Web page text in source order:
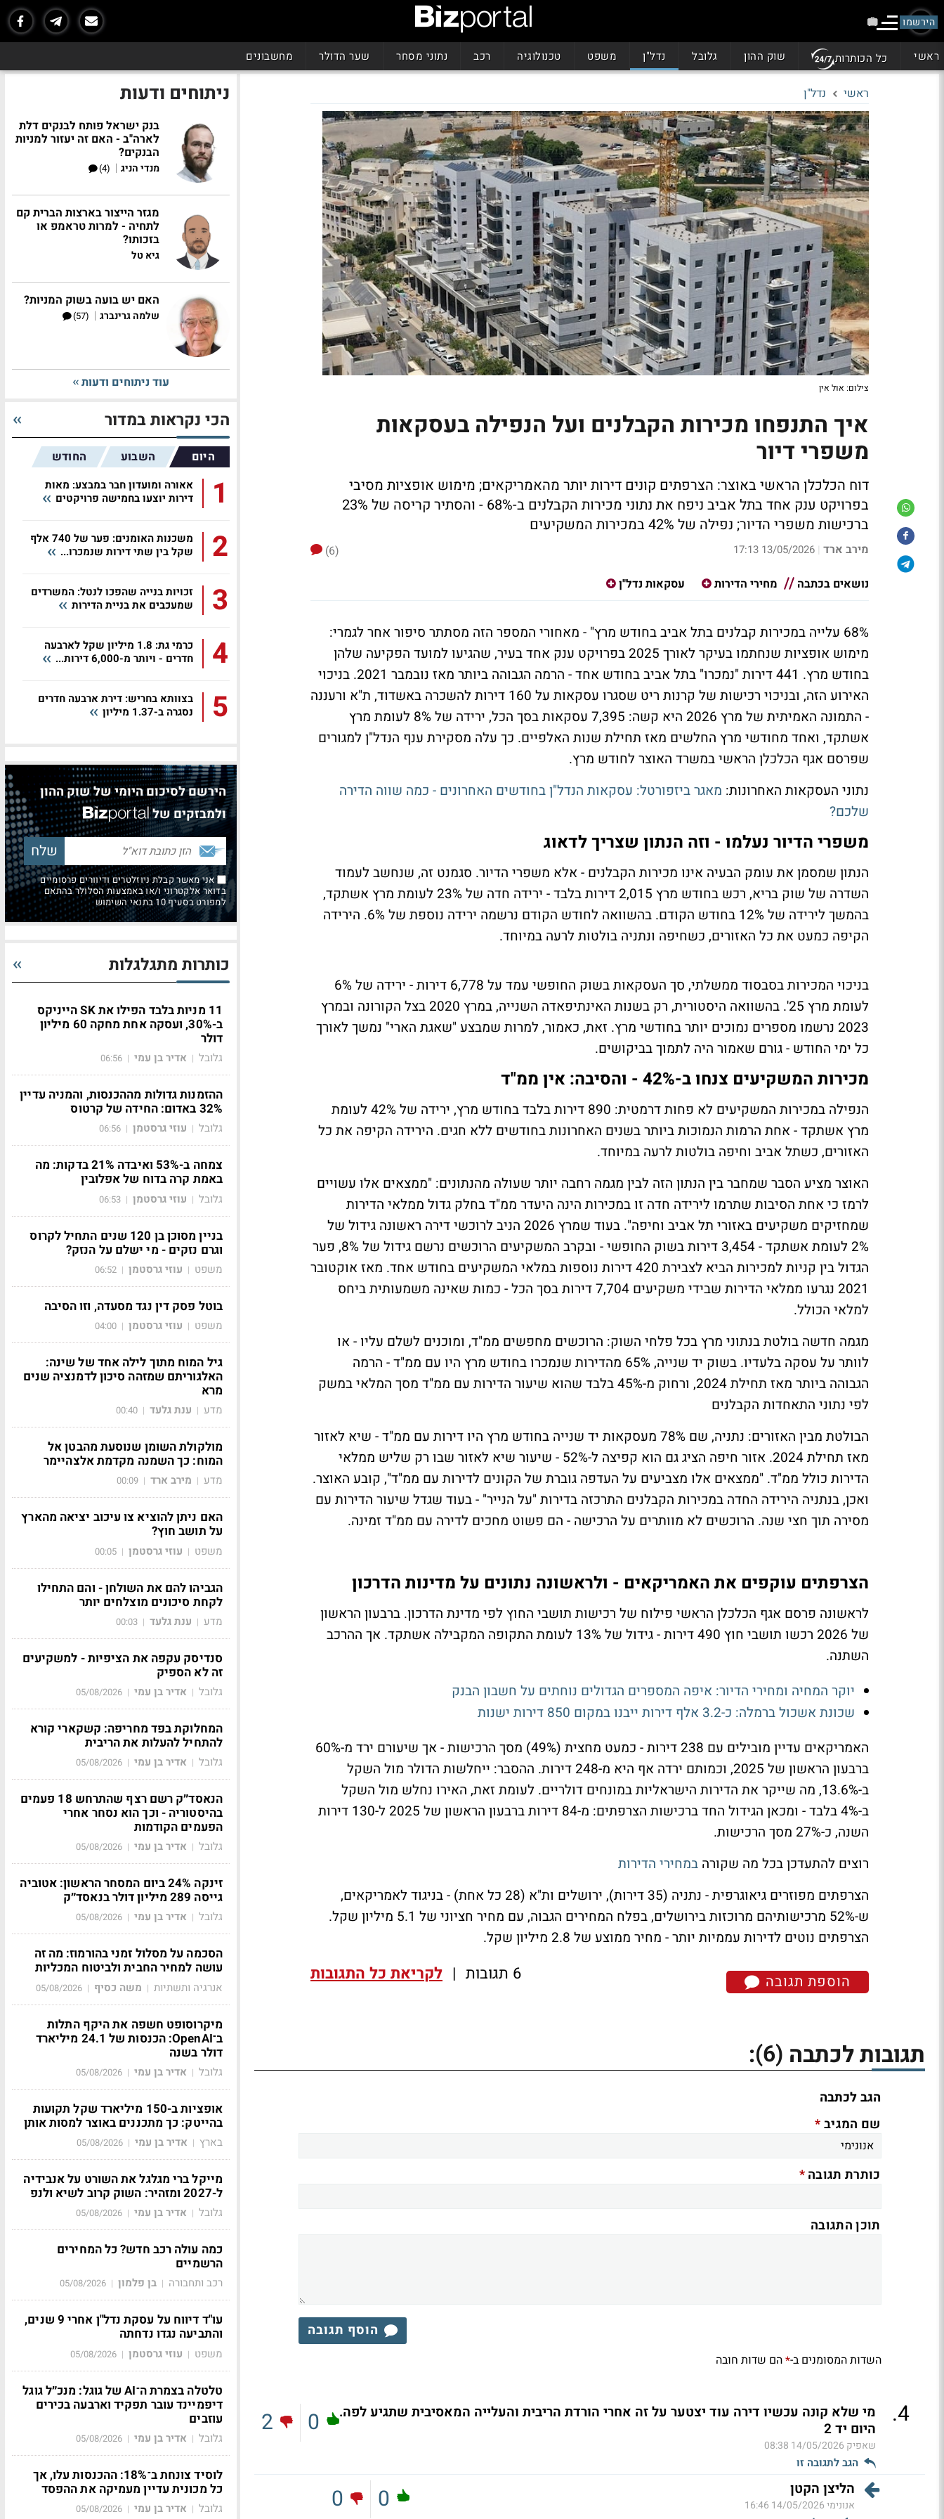
הירשמו
ראשי כל הכותרות שוק ההון גלובל נדל"ן משפט טכנולוגיה רכב נתוני מסחר שער הדולר מחשבונים
ראשי נדל"ן
צילום: אול אין
איך התנפחו מכירות הקבלנים ועל הנפילה בעסקאות
משפרי דיור
דוח הכלכלן הראשי באוצר: הצרפתים קונים דירות יותר מהאמריקאים; מימוש אופציות מסיבי
בפרויקט ענק אחד בתל אביב ניפח את נתוני מכירות הקבלנים ב-68% - והסתיר קריסה של 23%
ברכישות משפרי הדיור; נפילה של 42% במכירות המשקיעים
מירב ארד |
13/05/2026 17:13
(6)
נושאים בכתבה
מחירי הדירות עסקאות נדל"ן
68% עלייה במכירות קבלנים בתל אביב בחודש מרץ" - מאחורי המספר הזה מסתתר סיפור אחר לגמרי:
מימוש אופציות שנחתמו בעיקר לאורך 2025 בפרויקט ענק אחד בעיר, שהגיעו למועד הפקיעה שלהן
בחודש מרץ. 441 דירות "נמכרו" בתל אביב בחודש אחד - הרמה הגבוהה ביותר מאז נובמבר 2021. בניכוי
האירוע הזה, ובניכוי רכישות של קרנות ריט שסגרו עסקאות על 160 דירות להשכרה באשדוד, ת"א ורעננה
- התמונה האמיתית של מרץ 2026 היא קשה: 7,395 עסקאות בסך הכל, ירידה של 8% לעומת מרץ
אשתקד, ואחד מחודשי מרץ החלשים מאז תחילת שנות האלפיים. כך עלה מסקירת ענף הנדל"ן למגורים
שפרסם אגף הכלכלן הראשי במשרד האוצר לחודש מרץ.
נתוני העסקאות האחרונות: מאגר ביזפורטל: עסקאות הנדל"ן בחודשים האחרונים - כמה שווה הדירה
שלכם?
משפרי הדיור נעלמו - וזה הנתון שצריך לדאוג
הנתון שמסמן את עומק הבעיה אינו מכירות הקבלנים - אלא משפרי הדיור. סגמנט זה, שנחשב לעמוד
השדרה של שוק בריא, רכש בחודש מרץ 2,015 דירות בלבד - ירידה חדה של 23% לעומת מרץ אשתקד,
בהמשך לירידה של 12% בחודש הקודם. בהשוואה לחודש הקודם נרשמה ירידה נוספת של 6%. הירידה
הקיפה כמעט את כל האזורים, כשחיפה ונתניה בולטות לרעה במיוחד.
בניכוי המכירות בסבסוד ממשלתי, סך העסקאות בשוק החופשי עמד על 6,778 דירות - ירידה של 6%
לעומת מרץ 25'. בהשוואה היסטורית, רק בשנות האינתיפאדה השנייה, במרץ 2020 בצל הקורונה ובמרץ
2023 נרשמו מספרים נמוכים יותר בחודשי מרץ. זאת, כאמור, למרות שמבצע "שאגת הארי" נמשך לאורך
כל ימי החודש - גורם שאמור היה לתמוך בביקושים.
מכירות המשקיעים צנחו ב-42% - והסיבה: אין ממ"ד
הנפילה במכירות המשקיעים לא פחות דרמטית: 890 דירות בלבד בחודש מרץ, ירידה של 42% לעומת
מרץ אשתקד - אחת הרמות הנמוכות ביותר בשנים האחרונות בחודשים ללא חגים. הירידה הקיפה את כל
האזורים, כשתל אביב וחיפה בולטות לרעה במיוחד.
האוצר מציע הסבר שמחבר בין הנתון הזה לבין מגמה רחבה יותר שעולה מהנתונים: "ממצאים אלו עשויים
לרמז כי אחת הסיבות שתרמו לירידה חדה זו במכירות הינה היעדר ממ"ד בחלק גדול ממלאי הדירות
שמחזיקים משקיעים באזורי תל אביב וחיפה". בעוד שמרץ 2026 הניב לרוכשי דירה ראשונה גידול של
2% לעומת אשתקד - 3,454 דירות בשוק החופשי - ובקרב המשקיעים הרוכשים נרשם גידול של 8%, פער
הגדול בין קניות למכירות הביא לצבירת 420 דירות נוספות במלאי המשקיעים בחודש אחד. מאז אוקטובר
2021 נגרעו ממלאי הדירות שבידי משקיעים 7,704 דירות בסך הכל - כמות שאינה משמעותית ביחס
למלאי הכולל.
מגמה חדשה בולטת בנתוני מרץ בכל פלחי השוק: הרוכשים מחפשים ממ"ד, ומוכנים לשלם עליו - או
לוותר על עסקה בלעדיו. בשוק יד שנייה, 65% מהדירות שנמכרו בחודש מרץ היו עם ממ"ד - הרמה
הגבוהה ביותר מאז תחילת 2024, ורחוק מ-45% בלבד שהוא שיעור הדירות עם ממ"ד מסך המלאי במשק
לפי נתוני התאחדות הקבלנים
הבולטת מבין האזורים: נתניה, שם 78% מעסקאות יד שנייה בחודש מרץ היו דירות עם ממ"ד - שיא לאזור
מאז תחילת 2024. אזור חיפה הציג גם הוא קפיצה ל-52% - שיעור שיא לאזור שבו רק שליש ממלאי
הדירות כולל ממ"ד. "ממצאים אלו מצביעים על העדפה גוברת של הקונים לדירות עם ממ"ד", קובע האוצר.
ואכן, בנתניה הירידה החדה במכירות הקבלנים התרכזה בדירות "על הנייר" - בעוד שגדל שיעור הדירות עם
מסירה תוך חצי שנה. הרוכשים לא מוותרים על הרכישה - הם פשוט מחכים לדירה עם ממ"ד זמינה.
הצרפתים עוקפים את האמריקאים - ולראשונה נתונים על מדינות הדרכון
לראשונה פרסם אגף הכלכלן הראשי פילוח של רכישות תושבי החוץ לפי מדינת הדרכון. ברבעון הראשון
של 2026 רכשו תושבי חוץ 490 דירות - גידול של 13% לעומת התקופה המקבילה אשתקד. אך ההרכב
השתנה.
יוקר המחיה ומחירי הדיור: איפה המספרים הגדולים נוחתים על חשבון הבנק
שכונת אשכול ברמלה: כ-3.2 אלף דירות ייבנו במקום 850 דירות ישנות
האמריקאים עדיין מובילים עם 238 דירות - כמעט מחצית (49%) מסך הרכישות - אך שיעורם ירד מ-60%
ברבעון הראשון של 2025, וכמותם ירדה אף היא מ-248 דירות. ההסבר: ייחלשות הדולר מול השקל
ב-13.6%, מה שייקר את הדירות הישראליות במונחים דולריים. לעומת זאת, האירו נחלש מול השקל
ב-4% בלבד - ומכאן הגידול החד ברכישות הצרפתים: מ-84 דירות ברבעון הראשון של 2025 ל-130 דירות
השנה, כ-27% מסך הרכישות.
רוצים להתעדכן בכל מה שקורה במחירי הדירות
הצרפתים מפוזרים גיאוגרפית - נתניה (35 דירות), ירושלים ות"א (28 כל אחת) - בניגוד לאמריקאים,
ש-52% מרכישותיהם מרוכזות בירושלים, בפלח המחירים הגבוה, עם מחיר חציוני של 5.1 מיליון שקל.
הצרפתים נוטים לדירות עממיות יותר - מחיר ממוצע של 2.8 מיליון שקל.
הוספת תגובה 6 תגובות | לקריאת כל התגובות
תגובות לכתבה (6)
:
הגב לכתבה
שם המגיב*
כותרת תגובה*
תוכן התגובה
הוסף תגובה
השדות המסומנים ב-*הם שדות חובה
4
.
מי שלא קונה עכשיו דירה עוד יצטער על זה אחרי הורדת הריבית והעלייה המאסיבית שתגיע לפה.
היום יד 2
שאפיק 14/05/2026 08:38
הגב לתגובה זו
0
2
הליצן הקטן
אנונימי14/05/2026 16:46
0
0
ניתוחים ודעות
בנק ישראל פותח לבנקים דלת
לארה"ב - האם זה יעזור למניות
הבנקים?
מנדי הניג |
(4)
מגזר הייצור בארצות הברית קם
לתחיה - למרות טראמפ או
בזכותו?
גיא טל
האם יש בועה בשוק המניות?
שלמה גרינברג |
(57)
עוד ניתוחים ודעות
הכי נקראות במדור
היום השבוע החודש
1
אאורה ומועדון חבר במבצע: מאות
דירות יוצעו בחמישה פרויקטים
2
משכנות האומנים: פער של 740 אלף
שקל בין שתי דירות שנמכרו...
3
זכויות בנייה שהפכו לנטל: המשרדים
שמעכבים את בניית הדירות
4
כרמי גת: 1.8 מיליון שקל לארבעה
חדרים - ויותר מ-6,000 דירות...
5
בצוותא בחריש: דירת ארבעה חדרים
נסגרה ב-1.37 מיליון
הירשם לסיכום היומי של שוק ההון
ולמבזקים של
אני מאשר קבלת ניוזלטרים ודיוורים פרסומיים
בדואר אלקטרוני ו/או באמצעות הסלולר בהתאם
למפורט בסעיף 10 בתנאי השימוש
כותרות מתגלגלות
11 מניות בלבד הפילו את SK הייניקס
ב-30%, ועסקה אחת מחקה 60 מיליון
דולר
גלובל | אדיר בן עמי |
06:56
ההזמנות גדולות מההכנסות, והמניה עדיין
32% באדום: החידה של קרטוס
גלובל | עוזי גרסטמן |
06:56
צמחה ב-53% ואיבדה 21% בדקות: מה
באמת קרה בדוח של אפלובין
גלובל | עוזי גרסטמן |
06:53
בניין מסוכן בן 120 שנים התחיל לקרוס
וגרם נזקים - מי ישלם על הנזק?
משפט | עוזי גרסטמן |
06:52
בוטל פסק דין נגד מסעדה, וזו הסיבה
משפט | עוזי גרסטמן |
04:00
גיל המוח מתוך לילה אחד של שינה:
האלגוריתם שמזהה סיכון לדמנציה שנים
מרא
מדע | ענת גלעד |
00:40
מולקולת השומן שנוסעת מהבטן אל
המוח: כך השמנה מקדמת אלצהיימר
מדע | מירב ארד |
00:09
האם ניתן להוציא צו עיכוב יציאה מהארץ
על תושב חוץ?
משפט | עוזי גרסטמן |
00:05
הגביהו להם את השולחן - והם התחילו
לקחת סיכונים מוצלחים יותר
מדע | ענת גלעד |
00:03
סנדיסק עקפה את הציפיות - למשקיעים
זה לא הספיק
גלובל | אדיר בן עמי |
05/08/2026
המחלוקת בפד מחריפה: קשקארי קורא
להתחיל להעלות את הריבית
גלובל | אדיר בן עמי |
05/08/2026
הנאסד״ק רשם רצף שהתרחש 18 פעמים
בהיסטוריה - וכך הוא נסחר אחרי
הפעמים הקודמות
גלובל | אדיר בן עמי |
05/08/2026
זינקה 24% ביום המסחר הראשון: אטוביה
גייסה 289 מיליון דולר בנאסד״ק
גלובל | אדיר בן עמי |
05/08/2026
הסכמה על מסלול זמני בהורמוז: מה זה
עושה למחיר החבית ולביטוח המכליות
אנרגיה ותשתיות | משה כסיף |
05/08/2026
מיקרוסופט חשפה את היקף התלות
ב־OpenAI: הכנסות של 24.1 מיליארד
דולר בשנה
גלובל | אדיר בן עמי |
05/08/2026
אופציות ב-150 מיליארד שקל תקועות
בהייטק: כך מתכננים באוצר למסות אותן
בארץ | אדיר בן עמי |
05/08/2026
מייקל ברי מגלגל את השורט על אנבידיה
ל-2027 ומזהיר: השוק קרוב לשיא ולנפ
גלובל | אדיר בן עמי |
05/08/2026
כמה עולה רכב חדש? כל המחירים
הרשמיים
רכב ותחבורה | בן פלמון |
05/08/2026
עו"ד דיווח על עסקת נדל"ן אחרי 9 שנים,
והתביעה נגדו נדחתה
משפט | עוזי גרסטמן |
05/08/2026
טלטלה בצמרת ה־AI של גוגל: מנכ״ל גוגל
דיפמיינד עובר תפקיד וארבעה בכירים
עוזבים
גלובל | אדיר בן עמי |
05/08/2026
לוסיד צונחת ב־18%: ההכנסות עלו, אך
כל מכונית עדיין מעמיקה את ההפסד
גלובל | אדיר בן עמי |
05/08/2026